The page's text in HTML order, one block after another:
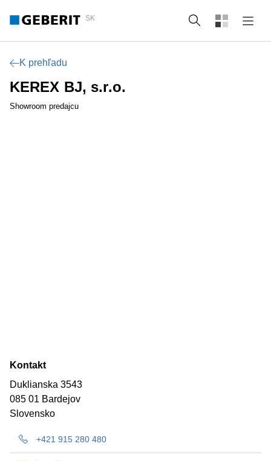
SK Vyhľadať
K prehľadu
KEREX BJ, s.r.o.
Showroom predajcu
Kontakt
Duklianska 3543
085 01 Bardejov
Slovensko
+421 915 280 480